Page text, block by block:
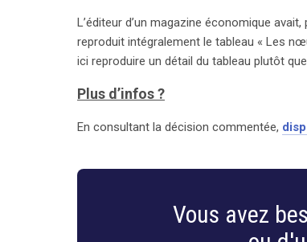
L’éditeur d’un magazine économique
reproduit intégralement le tableau « Les
ici reproduire un détail du tableau plutôt
Plus d’infos ?
En consultant la décision commentée,
Vous avez
search